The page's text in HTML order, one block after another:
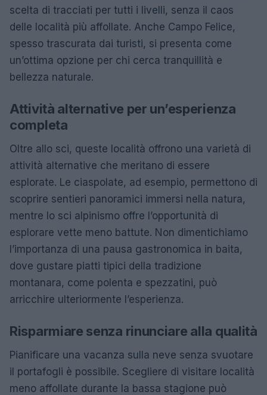
scelta di tracciati per tutti i livelli, senza il caos
delle località più affollate. Anche Campo Felice,
spesso trascurata dai turisti, si presenta come
un’ottima opzione per chi cerca tranquillità e
bellezza naturale.
Attività alternative per un’esperienza
completa
Oltre allo sci, queste località offrono una varietà di
attività alternative che meritano di essere
esplorate. Le ciaspolate, ad esempio, permettono di
scoprire sentieri panoramici immersi nella natura,
mentre lo sci alpinismo offre l’opportunità di
esplorare vette meno battute. Non dimentichiamo
l’importanza di una pausa gastronomica in baita,
dove gustare piatti tipici della tradizione
montanara, come polenta e spezzatini, può
arricchire ulteriormente l’esperienza.
Risparmiare senza rinunciare alla qualità
Pianificare una vacanza sulla neve senza svuotare
il portafogli è possibile. Scegliere di visitare località
meno affollate durante la bassa stagione può